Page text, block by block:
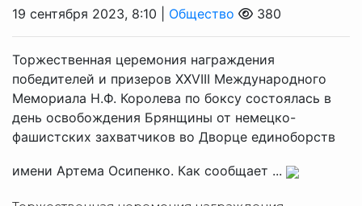
19 сентября 2023, 8:10 | Общество 380
Торжественная церемония награждения
победителей и призеров XXVIII Международного
Мемориала Н.Ф. Королева по боксу состоялась в
день освобождения Брянщины от немецко-
фашистских захватчиков во Дворце единоборств
имени Артема Осипенко. Как сообщает ...